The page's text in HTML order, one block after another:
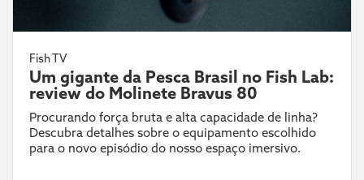
Fish TV
Um gigante da Pesca Brasil no Fish Lab:
review do Molinete Bravus 80
Procurando força bruta e alta capacidade de linha?
Descubra detalhes sobre o equipamento escolhido
para o novo episódio do nosso espaço imersivo.